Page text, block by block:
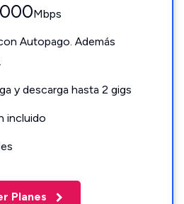
Mbps
Autopago. Además
y descarga hasta 2 gigs
incluido
Planes